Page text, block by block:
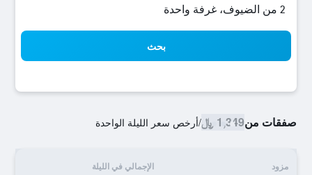
2 من الضيوف، غرفة واحدة
بحث
صفقات من1,349 ﷼ /أرخص سعر الليلة الواحدة
مزود الإجمالي في الليلة